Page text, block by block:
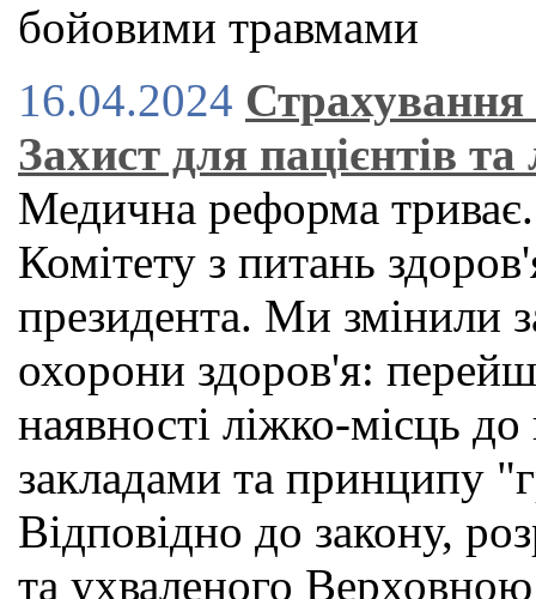
бойовими травмами
16.04.2024 Страхування
Захист для пацієнтів та
Медична реформа
Комітету з питань
президента. Ми змінили
охорони здоров'я:
наявності ліжко-місць
закладами та принципу
Відповідно до закону,
та ухваленого